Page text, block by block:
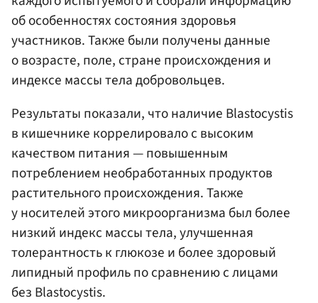
об особенностях состояния здоровья
участников. Также были получены данные
о возрасте, поле, стране происхождения и
индексе массы тела добровольцев.
Результаты показали, что наличие Blastocystis
в кишечнике коррелировало с высоким
качеством питания — повышенным
потреблением необработанных продуктов
растительного происхождения. Также
у носителей этого микроорганизма был более
низкий индекс массы тела, улучшенная
толерантность к глюкозе и более здоровый
липидный профиль по сравнению с лицами
без Blastocystis.